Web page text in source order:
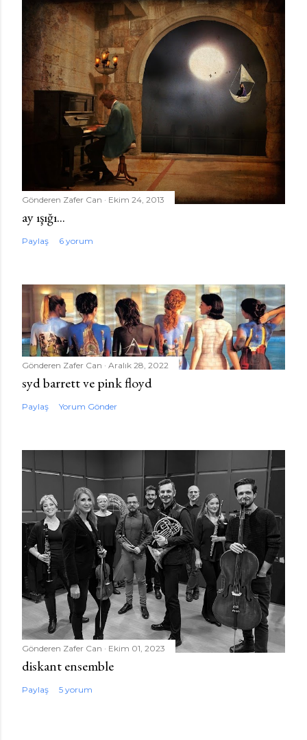
Gönderen Zafer Can Ekim 24, 2013
ay ışığı...
Paylaş 6 yorum
Gönderen Zafer Can Aralık 28, 2022
syd barrett ve pink floyd
Paylaş Yorum Gönder
Gönderen Zafer Can Ekim 01, 2023
diskant ensemble
Paylaş 5 yorum